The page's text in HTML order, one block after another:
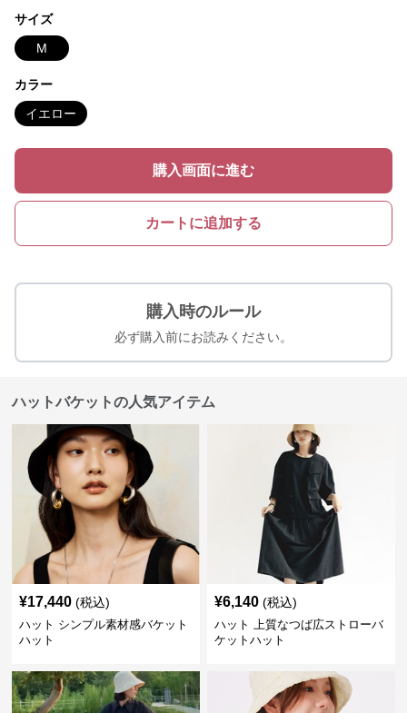
サイズ
M
カラー
イエロー
購入画面に進む
カートに追加する
購入時のルール
必ず購入前にお読みください。
ハットバケットの人気アイテム
¥17,440 (税込)
ハット シンプル素材感バケット
ハット
¥6,140 (税込)
ハット 上質なつば広ストローバ
ケットハット